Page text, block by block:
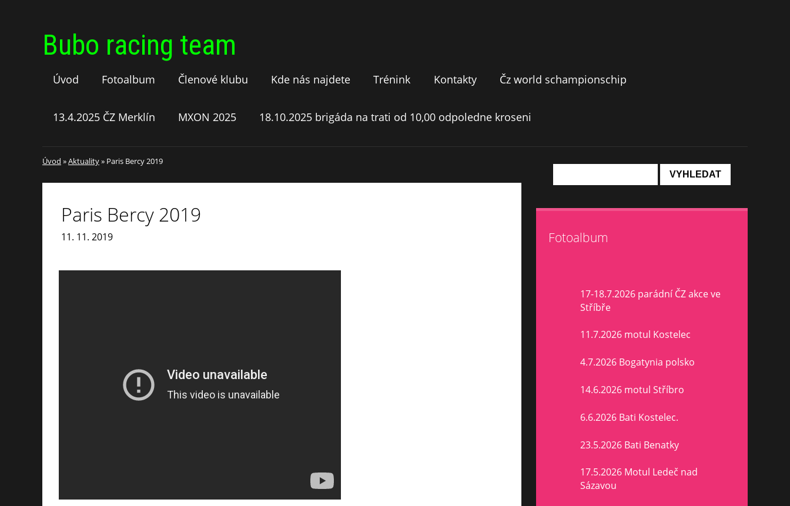
Bubo racing team
Úvod Fotoalbum Členové klubu Kde nás najdete Trénink Kontakty Čz world schampionschip
13.4.2025 ČZ Merklín MXON 2025 18.10.2025 brigáda na trati od 10,00 odpoledne kroseni
Úvod »Aktuality» Paris Bercy 2019
Paris Bercy 2019
11. 11. 2019 Fotoalbum
17-18.7.2026 parádní ČZ akce ve
Stříbře
11.7.2026 motul Kostelec
4.7.2026 Bogatynia polsko
14.6.2026 motul Stříbro
6.6.2026 Bati Kostelec.
23.5.2026 Bati Benatky
17.5.2026 Motul Ledeč nad
Sázavou